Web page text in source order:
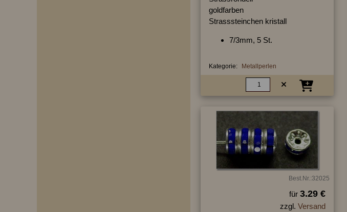
goldfarben
Strasssteinchen kristall
7/3mm, 5 St.
Kategorie: Metallperlen
Best.Nr.:32025
für 3.29 €
zzgl. Versand